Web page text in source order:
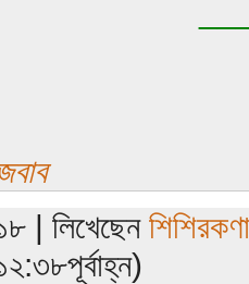
| লিখেছেন শিশিরকণা